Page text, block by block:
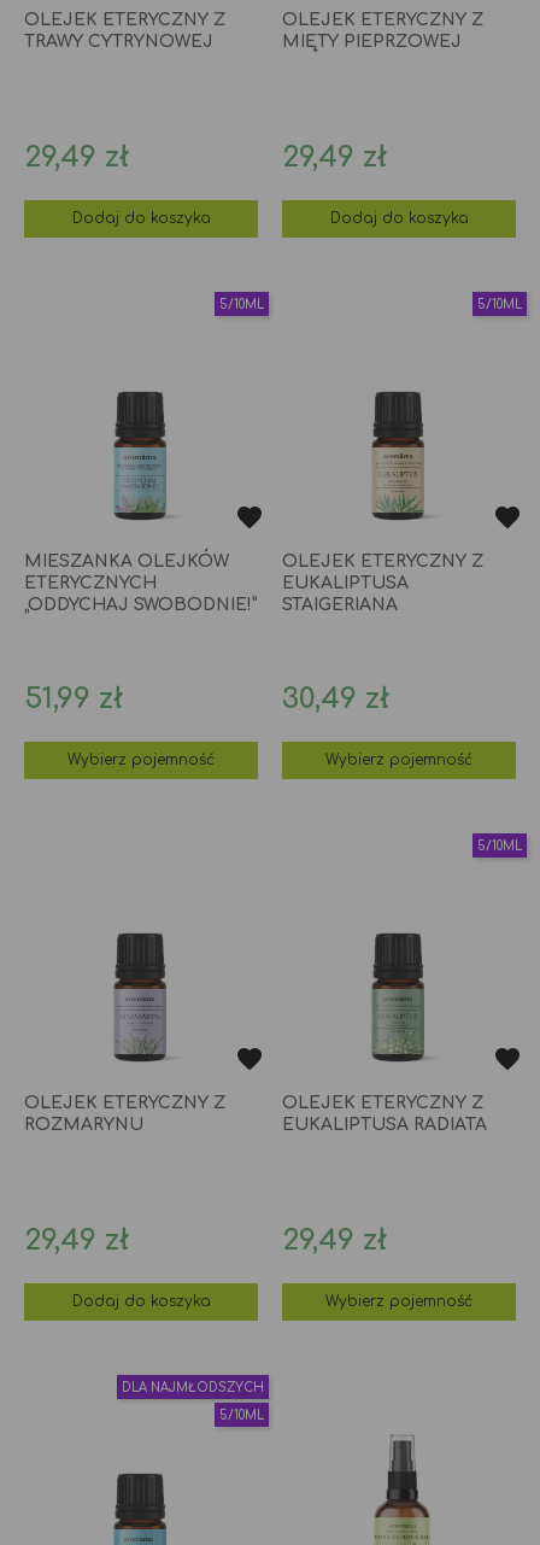
OLEJEK ETERYCZNY Z
TRAWY CYTRYNOWEJ
Cena
29,49 zł
Dodaj do koszyka
OLEJEK ETERYCZNY Z
MIĘTY PIEPRZOWEJ
Cena
29,49 zł
Dodaj do koszyka
5/10ML
MIESZANKA OLEJKÓW
ETERYCZNYCH
„ODDYCHAJ SWOBODNIE!”
Cena
51,99 zł
Wybierz pojemność
5/10ML
OLEJEK ETERYCZNY Z
EUKALIPTUSA
STAIGERIANA
Cena
30,49 zł
Wybierz pojemność
OLEJEK ETERYCZNY Z
ROZMARYNU
Cena
29,49 zł
Dodaj do koszyka
5/10ML
OLEJEK ETERYCZNY Z
EUKALIPTUSA RADIATA
Cena
29,49 zł
Wybierz pojemność
DLA NAJMŁODSZYCH
5/10ML